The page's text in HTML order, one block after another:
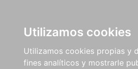
Utilizamos cookies
Utilizamos cookies propias y
fines analíticos y mostrarle